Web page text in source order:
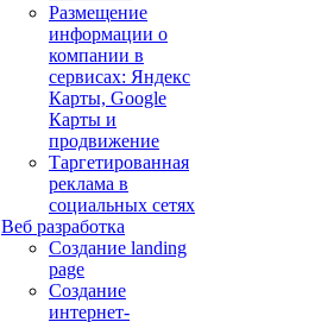
Размещение
информации о
компании в
сервисах: Яндекс
Карты, Google
Карты и
продвижение
Таргетированная
реклама в
социальных сетях
Веб разработка
Создание landing
page
Создание
интернет-